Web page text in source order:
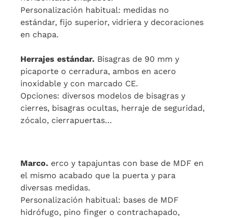
Personalización habitual: medidas no
estándar, fijo superior, vidriera y decoraciones
en chapa.
Herrajes estándar. Bisagras de 90 mm y
picaporte o cerradura, ambos en acero
inoxidable y con marcado CE.
Opciones: diversos modelos de bisagras y
cierres, bisagras ocultas, herraje de seguridad,
zócalo, cierrapuertas…
Marco. erco y tapajuntas con base de MDF en
el mismo acabado que la puerta y para
diversas medidas.
Personalización habitual: bases de MDF
hidrófugo, pino finger o contrachapado,